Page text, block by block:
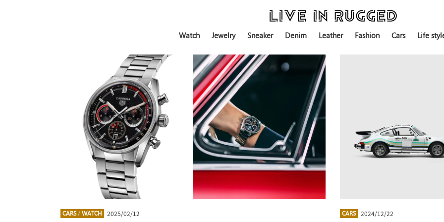
Watch Jewelry Sneaker Denim Leather Fashion Cars Life
CARS/WATCH 2025/02/12 CARS 2024/12/22